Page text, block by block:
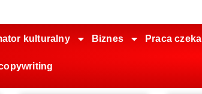
kulturalny Biznes Praca czeka